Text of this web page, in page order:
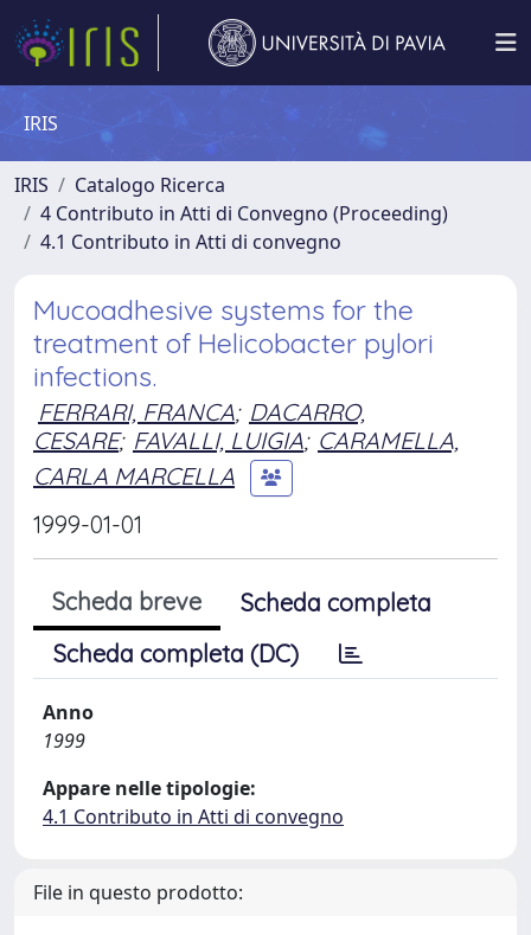
IRIS
IRIS
Catalogo Ricerca
4 Contributo in Atti di Convegno (Proceeding)
4.1 Contributo in Atti di convegno
Mucoadhesive systems for the
treatment of Helicobacter pylori
infections.
FERRARI, FRANCA; DACARRO,
CESARE; FAVALLI, LUIGIA; CARAMELLA,
CARLA MARCELLA
1999-01-01
Scheda breve
Scheda completa
Scheda completa (DC)
Anno
1999
Appare nelle tipologie:
4.1 Contributo in Atti di convegno
File in questo prodotto: